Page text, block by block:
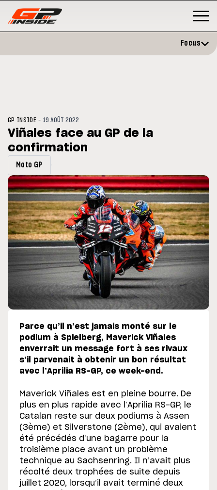
du GP de Grande-
Focus
GP INSIDE - 19 AOÛT 2022
Viñales face au GP de la
confirmation
Moto GP
Parce qu’il n’est jamais monté sur le
podium à Spielberg, Maverick Viñales
enverrait un message fort à ses rivaux
s’il parvenait à obtenir un bon résultat
avec l’Aprilia RS-GP, ce week-end.
Maverick Viñales est en pleine bourre. De
plus en plus rapide avec l’Aprilia RS-GP, le
Catalan reste sur deux podiums à Assen
(3ème) et Silverstone (2ème), qui avaient
été précédés d’une bagarre pour la
troisième place avant un problème
technique au Sachsenring. Il n’avait plus
récolté deux trophées de suite depuis
juillet 2020, lorsqu’il avait terminé deux